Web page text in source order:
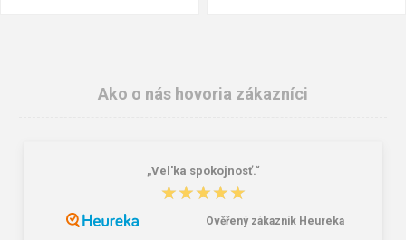
Ako o nás hovoria zákazníci
„Vel'ka spokojnosť.“
★★★★★
★★★★★
Ověřený zákazník Heureka